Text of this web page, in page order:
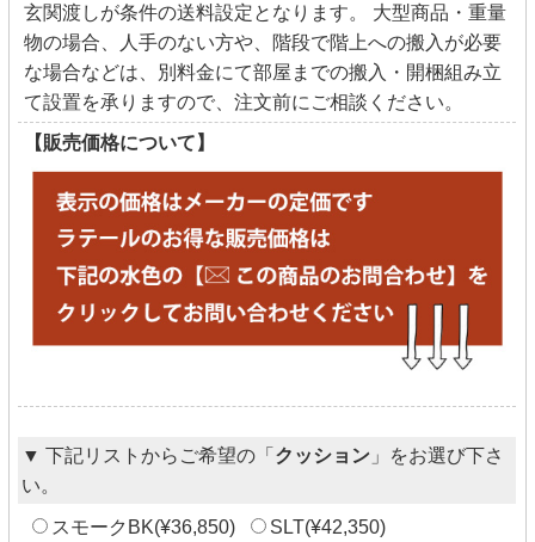
玄関渡しが条件の送料設定となります。 大型商品・重量
物の場合、人手のない方や、階段で階上への搬入が必要
な場合などは、別料金にて部屋までの搬入・開梱組み立
て設置を承りますので、注文前にご相談ください。
【販売価格について】
▼ 下記リストからご希望の「 クッション 」をお選び下さ
い。
スモークBK(¥36,850) SLT(¥42,350)